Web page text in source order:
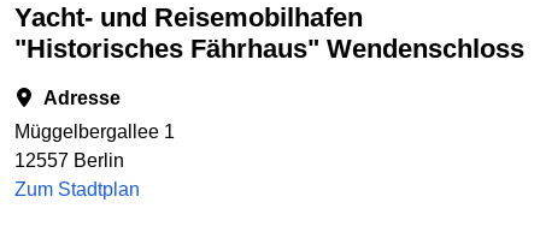
Yacht- und Reisemobilhafen
"Historisches Fährhaus" Wendenschloss
Adresse
Müggelbergallee 1
12557 Berlin
Zum Stadtplan